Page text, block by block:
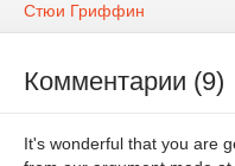
Стюи Гриффин
Комментарии (9)
It's wonderful that you are